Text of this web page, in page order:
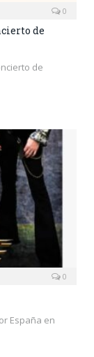
0
de
de
0
España en